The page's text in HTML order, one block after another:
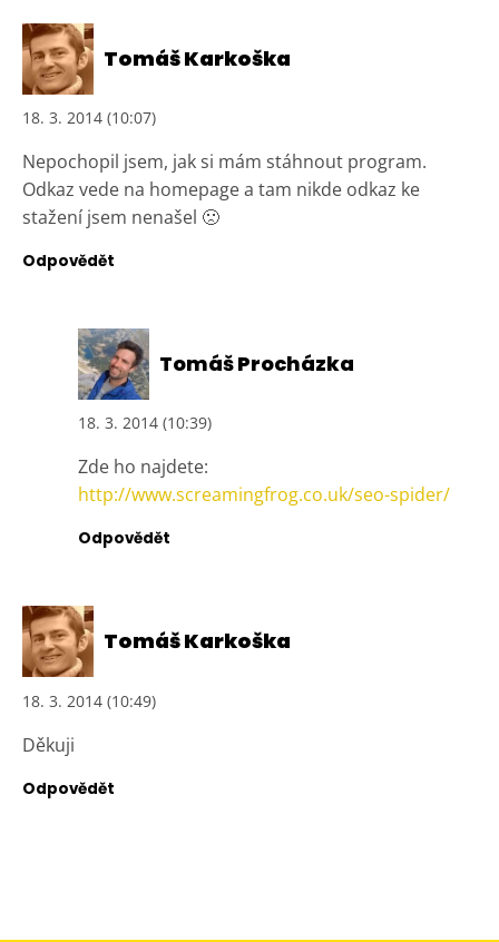
Tomáš Karkoška
18. 3. 2014 (10:07)
Nepochopil jsem, jak si mám stáhnout program.
Odkaz vede na homepage a tam nikde odkaz ke
stažení jsem nenašel 🙁
Odpovědět
Tomáš Procházka
18. 3. 2014 (10:39)
Zde ho najdete:
http://www.screamingfrog.co.uk/seo-spider/
Odpovědět
Tomáš Karkoška
18. 3. 2014 (10:49)
Děkuji
Odpovědět